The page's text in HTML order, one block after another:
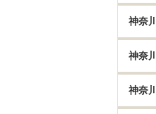
神奈
神奈
神奈